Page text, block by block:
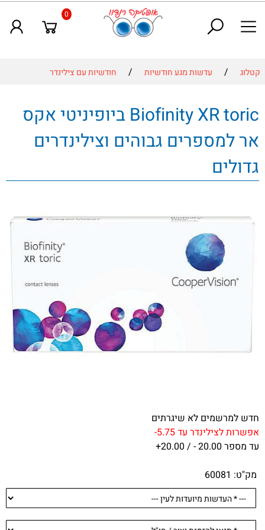
0
קטלוג / עדשות מגע חודשיות / חודשיות עם צילינדר
Biofinity XR toric ביופיניטי אקס
אר למספרים גבוהים וצילינדרים
גדולים
חדש למרשמים לא שיגרתים
אפשרות לצילינדר עד 5.75-
עד מספר 20.00 - / 20.00+
מק"ט: 60081